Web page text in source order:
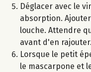
Déglacer avec le
absorption.
louche. Attendre
avant d'en
Lorsque le petit
le mascarpone et